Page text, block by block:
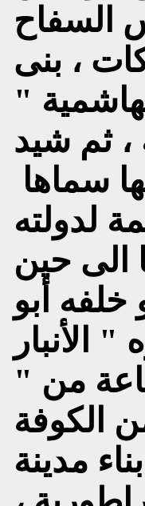
السفاح
، بنى
"
، ثم شيد
سماها
لدولته
الى حين
خلفه أبو
الأنبار
من "
الكوفة
مدينة